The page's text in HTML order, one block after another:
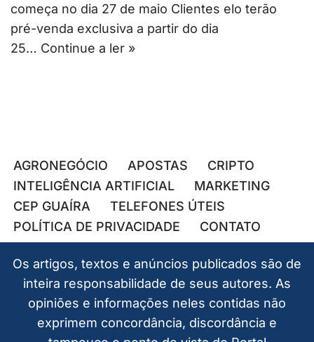
começa no dia 27 de maio Clientes elo terão
pré-venda exclusiva a partir do dia
25… Continue a ler »
AGRONEGÓCIO APOSTAS
CRIPTO
INTELIGÊNCIA ARTIFICIAL
MARKETING
CEP GUAÍRA
TELEFONES ÚTEIS
POLÍTICA DE PRIVACIDADE
CONTATO
Os artigos, textos e anúncios publicados são de
inteira responsabilidade de seus autores. As
opiniões e informações neles contidas não
exprimem concordância, discordância e